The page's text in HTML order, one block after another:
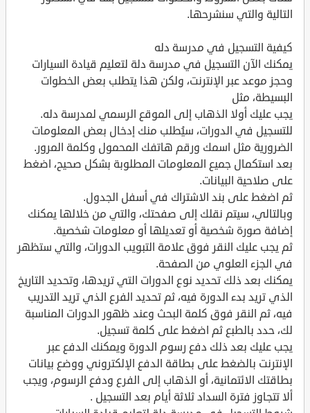
التالية والتي سنشرحها.
كيفية التسجيل في مدرسة دله
يمكنك الآن التسجيل في مدرسة دلة لتعليم قيادة السيارات
وحجز موعد عبر الإنترنت، ولكن هذا يتطلب بعض الخطوات
البسيطة، مثل
يجب عليك أولا الذهاب إلى الموقع الرسمي لمدرسة دله.
للتسجيل في الدورات، سيُطلب منك إدخال بعض المعلومات
الضرورية مثل اسمك ورقم هاتفك المحمول وكلمة المرور.
بعد استكمال جميع المعلومات المطلوبة بشكل صحيح، اضغط
على صلاحية البيانات.
ثم اضغط على بند الاشتراك في أسفل الجدول.
وبالتالي، سيتم نقلك إلى صفحتك، والتي من خلالها يمكنك
إضافة صورة شخصية أو تعديلها أو معلومات شخصية.
ثم يجب عليك النقر فوق علامة التبويب الدورات، والتي ستظهر
في الجزء العلوي من الصفحة.
يمكنك بعد ذلك تحديد نوع الدورات التي تريدها، وتحديد التاريخ
الذي تريد بدء الدورة فيه، ثم تحديد الفرع الذي تريد التدريب
فيه، ثم النقر فوق كلمة البحث وعند ظهور الدورات المناسبة
لك، حدد بالطبع ثم اضغط على كلمة تسجيل.
يجب عليك بعد ذلك دفع رسوم الدورة ويمكنك الدفع عبر
الإنترنت بالضغط على بطاقة الدفع الإلكتروني ووضع بيانات
بطاقتك الائتمانية، أو الذهاب إلى الفرع ودفع الرسوم، ويجب
ألا تتجاوز فترة السداد ثلاثة أيام بعد التسجيل .